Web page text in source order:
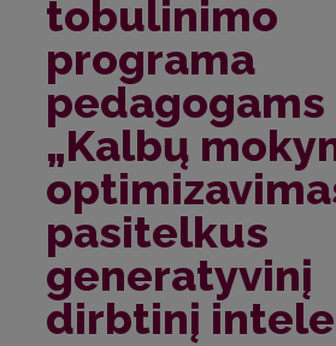
tobulinimo
programa
pedagogams
„Kalbų
pasitelkus
generatyvinį
dirbtinį